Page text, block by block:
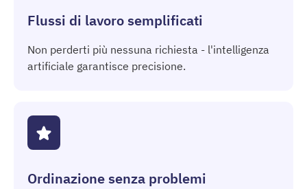
Flussi di lavoro semplificati
Non perderti più nessuna richiesta - l'intelligenza
artificiale garantisce precisione.
Ordinazione senza problemi